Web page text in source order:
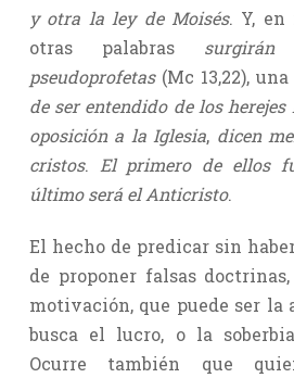
y otra la ley de Moisés. Y, en
otras palabras
pseudoprofetas (Mc 13,22),
de ser entendido de los herejes
oposición a la Iglesia, dicen
cristos. El primero de ellos
último será el Anticristo.
El hecho de predicar sin
de proponer falsas
motivación, que puede ser la
busca el lucro, o la
Ocurre también que